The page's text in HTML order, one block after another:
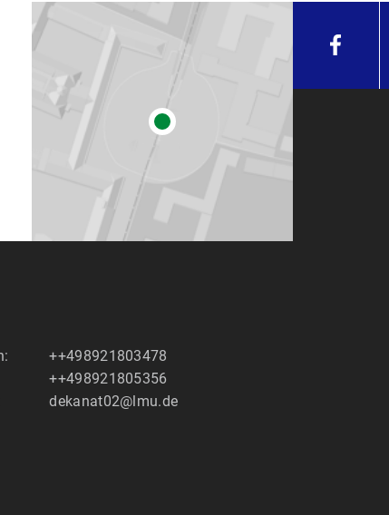
++498921803478
++498921805356
dekanat02@lmu.de